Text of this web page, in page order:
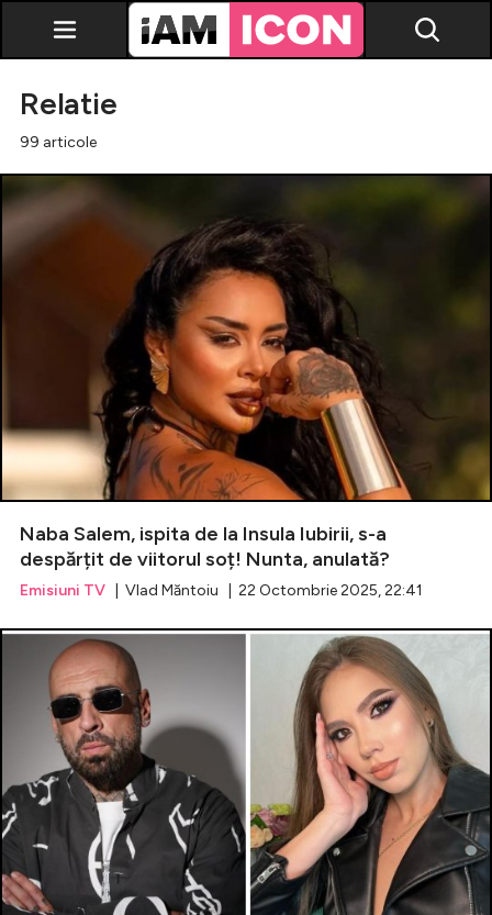
Vedete
Breaking news
Evenimente
Emisiuni TV
Horoscop
Lifestyle
Celebrități
Breaking News
Intră în cont
Creează cont
Relatie
99 articole
Naba Salem, ispita de la Insula Iubirii, s-a
despărțit de viitorul soț! Nunta, anulată?
Emisiuni TV | Vlad Măntoiu | 22 Octombrie 2025, 22:41